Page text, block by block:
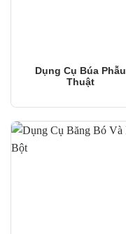
Dụng Cụ Búa Phẫu
Thuật